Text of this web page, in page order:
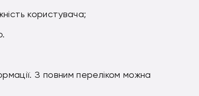
користувача;
З повним переліком можна